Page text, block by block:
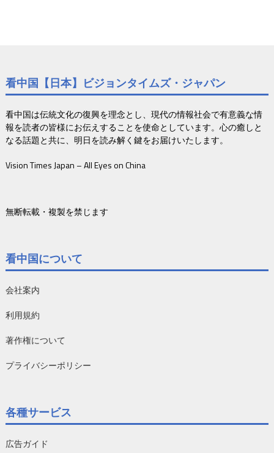
看中国【日本】ビジョンタイムズ・ジャパン
看中国は伝統文化の復興を理念とし、現代の情報社会で有意義な情
報を読者の皆様にお伝えすることを使命としています。心の癒しと
なる話題と共に、明日を読み解く鍵をお届けいたします。
Vision Times Japan – All Eyes on China
無断転載・複製を禁じます
看中国について
会社案内
利用規約
著作権について
プライバシーポリシー
各種サービス
広告ガイド